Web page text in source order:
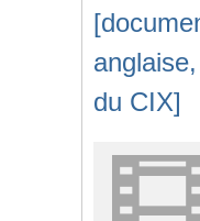
du CIX]